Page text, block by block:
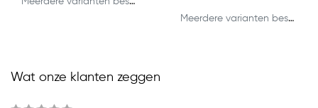
Meerdere varianten beschikbaar
Wat onze klanten zeggen